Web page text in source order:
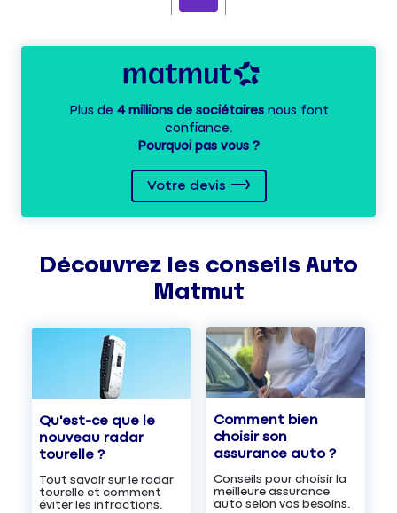
Plus de 4 millions de sociétairesnous font
confiance.
Pourquoi pas vous ?
Votre devis
Découvrez les conseils Auto
Matmut
Qu'est-ce que le
nouveau radar
tourelle ?
Tout savoir sur le radar
tourelle et comment
éviter les infractions.
Comment bien
choisir son
assurance auto ?
Conseils pour choisir la
meilleure assurance
auto selon vos besoins.